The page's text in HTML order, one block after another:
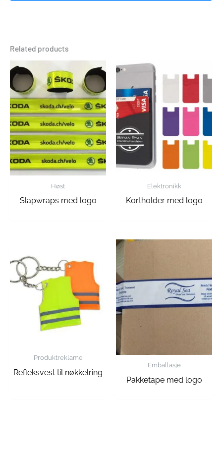
Related products
Høst
Slapwraps med logo
Elektronikk
Kortholder med logo
Produktreklame
Refleksvest til nøkkelring
Emballasje
Pakketape med logo